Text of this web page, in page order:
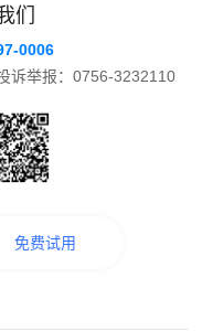
们
0006
诉举报：0756-3232110
免费试用